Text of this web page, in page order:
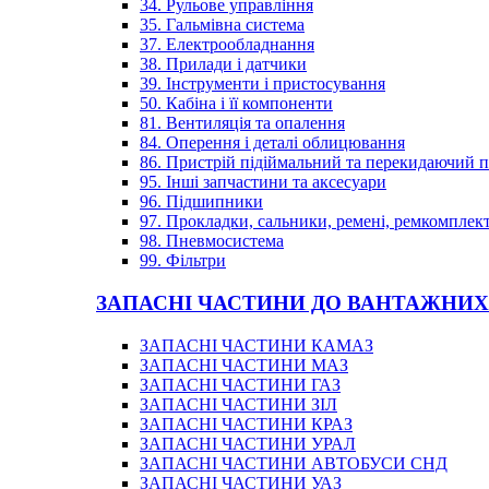
34. Рульове управління
35. Гальмівна система
37. Електрообладнання
38. Прилади і датчики
39. Інструменти і пристосування
50. Кабіна і її компоненти
81. Вентиляція та опалення
84. Оперення і деталі облицювання
86. Пристрій підіймальний та перекидаючий
95. Інші запчастини та аксесуари
96. Підшипники
97. Прокладки, сальники, ремені,
98. Пневмосистема
99. Фільтри
ЗАПАСНІ ЧАСТИНИ ДО
ЗАПАСНІ ЧАСТИНИ КАМАЗ
ЗАПАСНІ ЧАСТИНИ МАЗ
ЗАПАСНІ ЧАСТИНИ ГАЗ
ЗАПАСНІ ЧАСТИНИ ЗІЛ
ЗАПАСНІ ЧАСТИНИ КРАЗ
ЗАПАСНІ ЧАСТИНИ УРАЛ
ЗАПАСНІ ЧАСТИНИ АВТОБУСИ СНД
ЗАПАСНІ ЧАСТИНИ УАЗ